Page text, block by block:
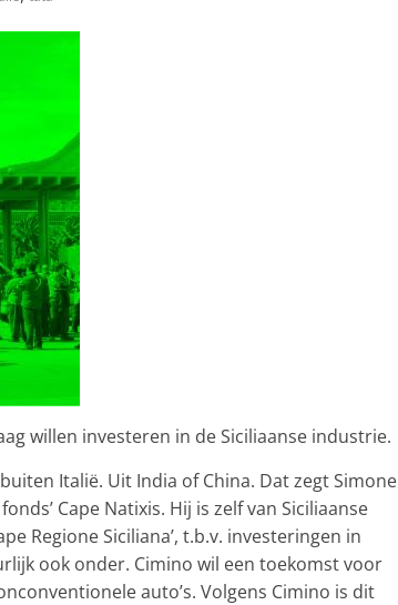
willen investeren in de Siciliaanse industrie.
Italië. Uit India of China. Dat zegt Simone
Cape Natixis. Hij is zelf van Siciliaanse
Regione Siciliana’, t.b.v. investeringen in
ook onder. Cimino wil een toekomst voor
auto’s. Volgens Cimino is dit